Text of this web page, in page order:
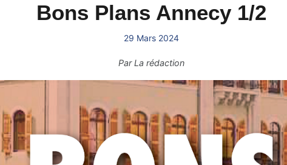
Bons Plans Annecy 1/2
29 Mars 2024
ParLa rédaction